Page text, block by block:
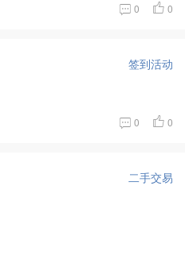
0 0
签到活动
0 0
二手交易